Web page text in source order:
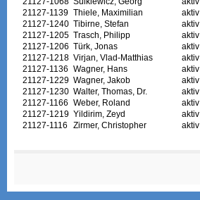
21127-1139 Thiele, Maximilian
aktiv
21127-1240 Tibirne, Stefan
aktiv
21127-1205 Trasch, Philipp
aktiv
21127-1206 Türk, Jonas
aktiv
21127-1218 Virjan, Vlad-Matthias
aktiv
21127-1136 Wagner, Hans
aktiv
21127-1229 Wagner, Jakob
aktiv
21127-1230 Walter, Thomas, Dr.
aktiv
21127-1166 Weber, Roland
aktiv
21127-1219 Yildirim, Zeyd
aktiv
21127-1116
Zirmer, Christopher aktiv